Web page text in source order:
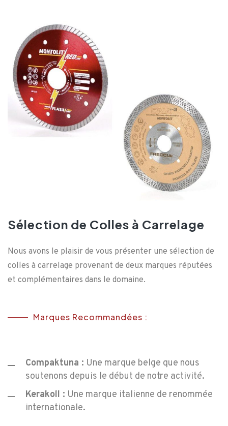
Sélection de Colles à Carrelage
Nous avons le plaisir de vous présenter une sélection de
colles à carrelage provenant de deux marques réputées
et complémentaires dans le domaine.
Marques Recommandées :
Compaktuna : Une marque belge que nous
soutenons depuis le début de notre activité.
Kerakoll : Une marque italienne de renommée
internationale.